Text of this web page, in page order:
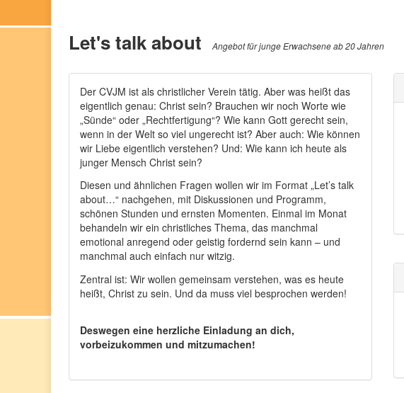
Let's talk about Angebot für junge Erwachsene ab 20 Jahren
Der CVJM ist als christlicher Verein tätig. Aber was heißt das
eigentlich genau: Christ sein? Brauchen wir noch Worte wie
„Sünde“ oder „Rechtfertigung“? Wie kann Gott gerecht sein,
wenn in der Welt so viel ungerecht ist? Aber auch: Wie können
wir Liebe eigentlich verstehen? Und: Wie kann ich heute als
junger Mensch Christ sein?
Diesen und ähnlichen Fragen wollen wir im Format „Let’s talk
about…“ nachgehen, mit Diskussionen und Programm,
schönen Stunden und ernsten Momenten. Einmal im Monat
behandeln wir ein christliches Thema, das manchmal
emotional anregend oder geistig fordernd sein kann – und
manchmal auch einfach nur witzig.
Zentral ist: Wir wollen gemeinsam verstehen, was es heute
heißt, Christ zu sein. Und da muss viel besprochen werden!
Deswegen eine herzliche Einladung an dich,
vorbeizukommen und mitzumachen!